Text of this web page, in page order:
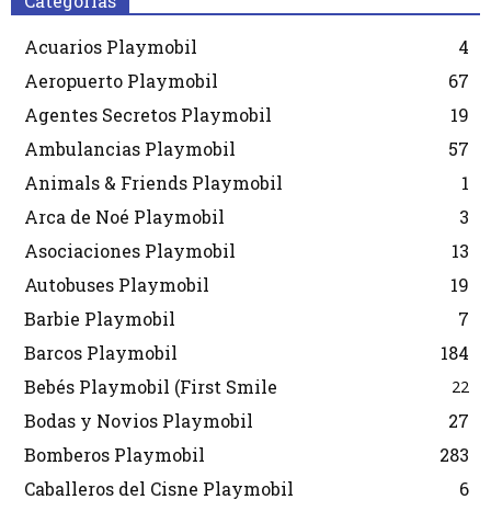
Acuarios Playmobil
4
Aeropuerto Playmobil
67
Agentes Secretos Playmobil
19
Ambulancias Playmobil
57
Animals & Friends Playmobil
1
Arca de Noé Playmobil
3
Asociaciones Playmobil
13
Autobuses Playmobil
19
Barbie Playmobil
7
Barcos Playmobil
184
Bebés Playmobil (First Smile
22
Bodas y Novios Playmobil
27
Bomberos Playmobil
283
Caballeros del Cisne Playmobil
6